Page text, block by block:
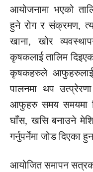
आयोजनामा भएको
हुने रोग र संक्रमण,
खाना, खोर
कृषकलाई तालिम
कृषकहरुले आफुहरुलाई
पालनमा थप
आफुहरु समय समयमा
घाँस, खसि बनाउने
गर्नुपर्नेमा जोड दिएका
आयोजित समापन